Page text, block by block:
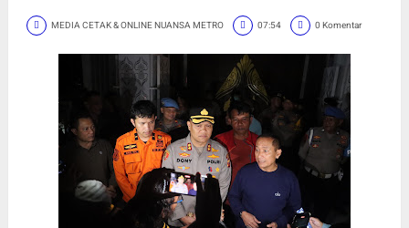
MEDIA CETAK & ONLINE NUANSA METRO 07:54 0 Komentar